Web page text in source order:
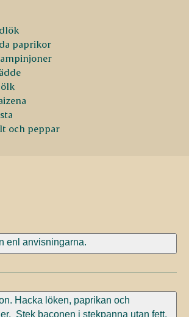
paprikor
och peppar
enl anvisningarna.
Hacka löken, paprikan och
Stek baconen i stekpanna utan fett,